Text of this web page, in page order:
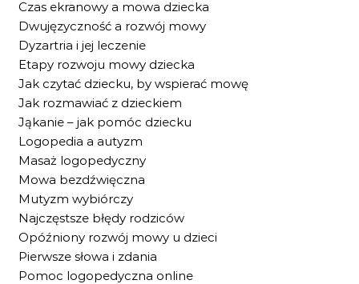
Czas ekranowy a mowa dziecka
Dwujęzyczność a rozwój mowy
Dyzartria i jej leczenie
Etapy rozwoju mowy dziecka
Jak czytać dziecku, by wspierać mowę
Jak rozmawiać z dzieckiem
Jąkanie – jak pomóc dziecku
Logopedia a autyzm
Masaż logopedyczny
Mowa bezdźwięczna
Mutyzm wybiórczy
Najczęstsze błędy rodziców
Opóźniony rozwój mowy u dzieci
Pierwsze słowa i zdania
Pomoc logopedyczna online